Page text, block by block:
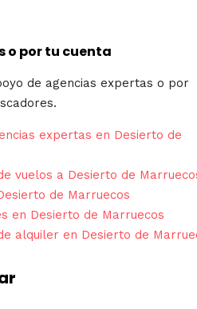
o por tu cuenta
de agencias expertas o por
expertas en Desierto de
vuelos a Desierto de
de Marruecos
en Desierto de Marruecos
alquiler en Desierto de